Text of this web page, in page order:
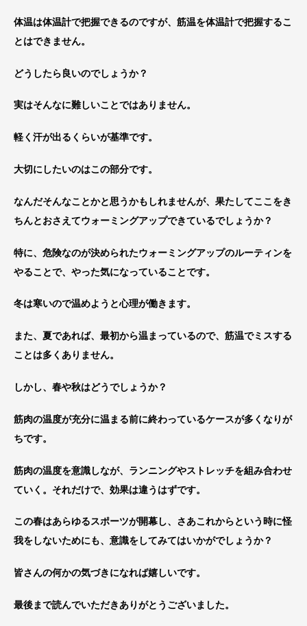
体温は体温計で把握できるのですが、筋温を体温計で把握するこ
とはできません。
どうしたら良いのでしょうか？
実はそんなに難しいことではありません。
軽く汗が出るくらいが基準です。
大切にしたいのはこの部分です。
なんだそんなことかと思うかもしれませんが、果たしてここをき
ちんとおさえてウォーミングアップできているでしょうか？
特に、危険なのが決められたウォーミングアップのルーティンを
やることで、やった気になっていることです。
冬は寒いので温めようと心理が働きます。
また、夏であれば、最初から温まっているので、筋温でミスする
ことは多くありません。
しかし、春や秋はどうでしょうか？
筋肉の温度が充分に温まる前に終わっているケースが多くなりが
ちです。
筋肉の温度を意識しなが、ランニングやストレッチを組み合わせ
ていく。それだけで、効果は違うはずです。
この春はあらゆるスポーツが開幕し、さあこれからという時に怪
我をしないためにも、意識をしてみてはいかがでしょうか？
皆さんの何かの気づきになれば嬉しいです。
最後まで読んでいただきありがとうございました。